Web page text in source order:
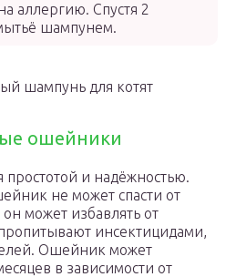
аллергию. Спустя 2
шампунем.
шампунь для котят
ошейники
простотой и надёжностью.
не может спасти от
может избавлять от
инсектицидами,
Ошейник может
в зависимости от